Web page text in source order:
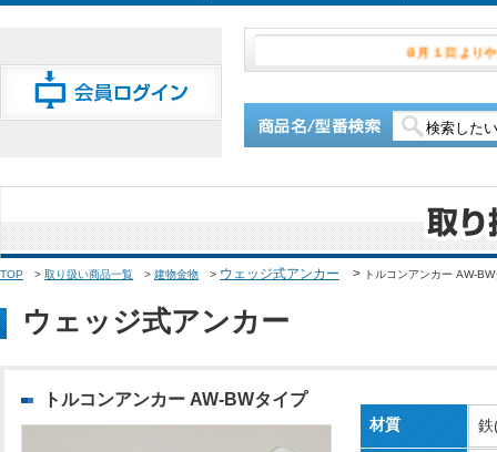
８月１
TOP > 取り扱い商品一覧 > 建物金物 > ウェッジ式アンカー > トルコンアンカー AW-
ウェッジ式アンカー
トルコンアンカー AW-BWタイプ
材質 鉄